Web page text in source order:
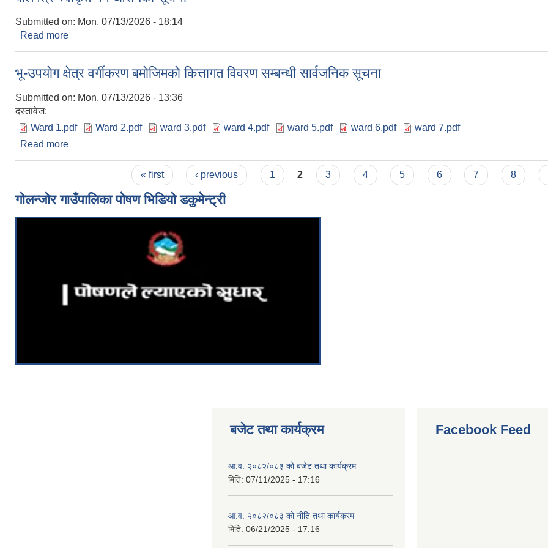
Submitted on: Mon, 07/13/2026 - 18:14
Read more
भू-उपयोग क्षेत्र वर्गीकरण बमोजिमको कित्तागत विवरण सम्बन्धी सार्वजनिक सूचना
Submitted on: Mon, 07/13/2026 - 13:36
दस्तावेज:
Ward 1.pdf
Ward 2.pdf ward 3.pdf ward 4.pdf ward 5.pdf ward 6.pdf
ward 7.pdf
Read more
« first ‹ previous 1 2 3 4 5 6 7 8
गोलन्जोर गाउँपालिका पोषण भिडियो डकुमेन्ट्री
बजेट तथा कार्यक्रम
आ.व. २०८२/०८३ को बजेट तथा कार्यक्रम
मिति: 07/11/2025 - 17:16
आ.व. २०८२/०८३ को नीति तथा कार्यक्रम
मिति: 06/21/2025 - 17:16
Facebook Feed